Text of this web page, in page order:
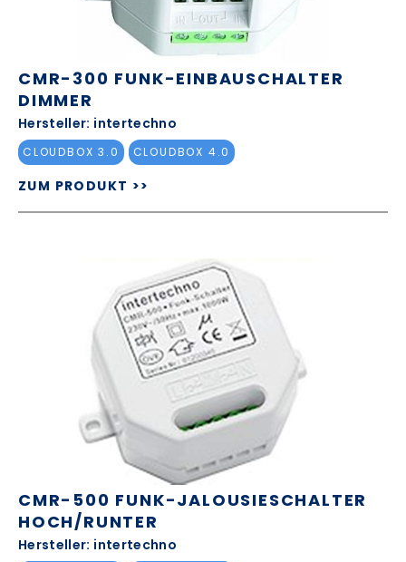
CMR-300 FUNK-EINBAUSCHALTER
DIMMER
Hersteller: intertechno
CLOUDBOX 3.0 CLOUDBOX 4.0
ZUM PRODUKT >>
CMR-500 FUNK-JALOUSIESCHALTER
HOCH/RUNTER
Hersteller: intertechno